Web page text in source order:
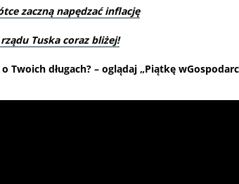
zaczną napędzać inflację
Tuska coraz bliżej!
Twoich długach? – oglądaj „Piątkę